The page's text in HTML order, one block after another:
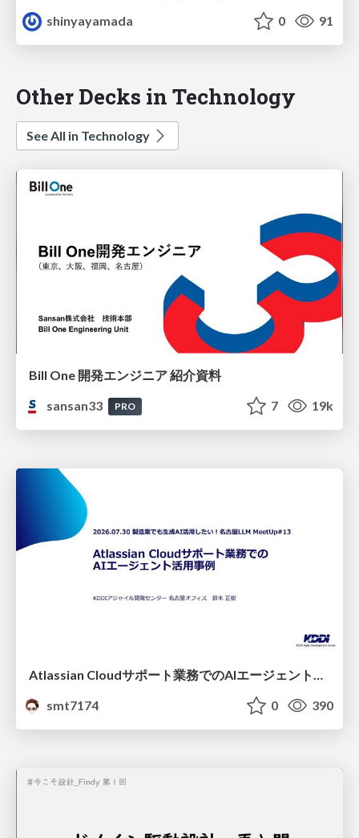
shinyayamada
0 91
Other Decks in Technology
See All in Technology
Bill One 開発エンジニア 紹介資料
sansan33
PRO 7 19k
smt7174
0 390